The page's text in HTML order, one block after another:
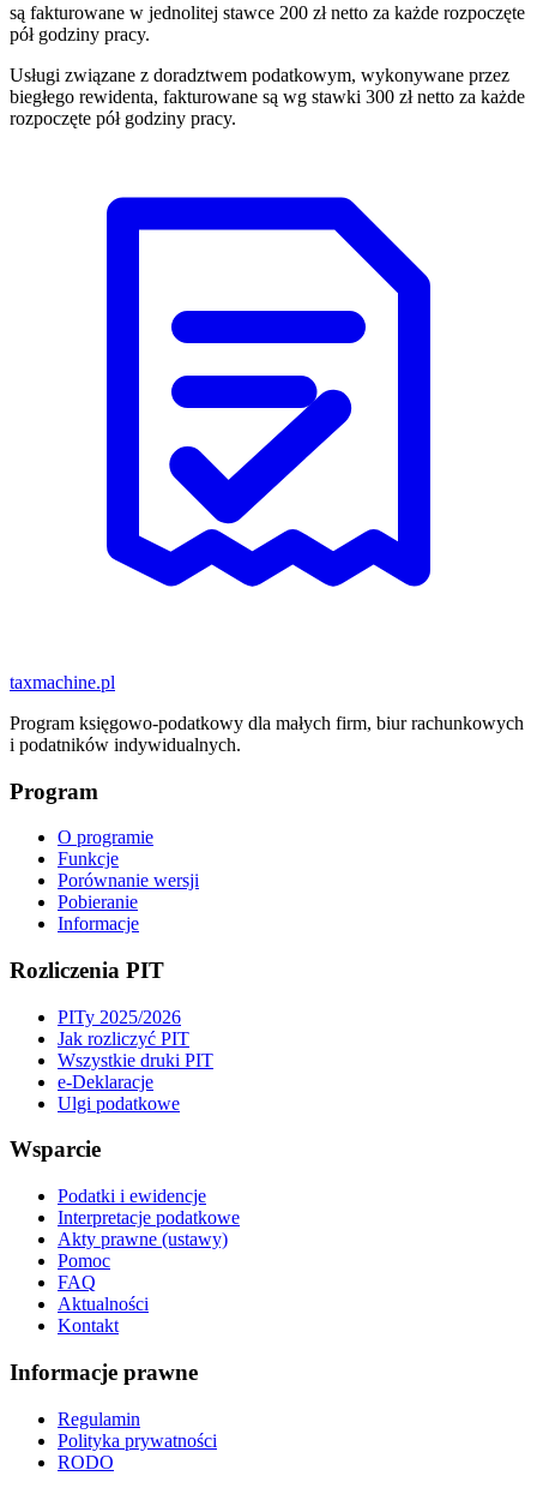
są fakturowane w jednolitej stawce 200 zł netto za każde rozpoczęte
pół godziny pracy.
Usługi związane z doradztwem podatkowym, wykonywane przez
biegłego rewidenta, fakturowane są wg stawki 300 zł netto za każde
rozpoczęte pół godziny pracy.
taxmachine.pl
Program księgowo-podatkowy dla małych firm, biur rachunkowych
i podatników indywidualnych.
Program
O programie
Funkcje
Porównanie wersji
Pobieranie
Informacje
Rozliczenia PIT
PITy 2025/2026
Jak rozliczyć PIT
Wszystkie druki PIT
e-Deklaracje
Ulgi podatkowe
Wsparcie
Podatki i ewidencje
Interpretacje podatkowe
Akty prawne (ustawy)
Pomoc
FAQ
Aktualności
Kontakt
Informacje prawne
Regulamin
Polityka prywatności
RODO